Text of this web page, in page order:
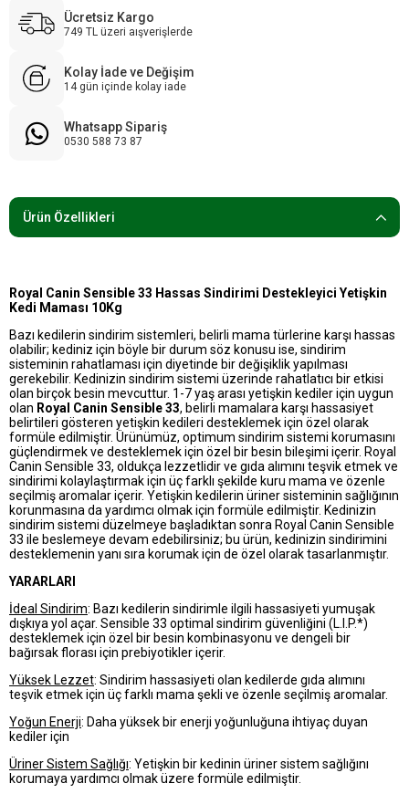
Ücretsiz Kargo
749 TL üzeri aışverişlerde
Kolay İade ve Değişim
14 gün içinde kolay iade
Whatsapp Sipariş
0530 588 73 87
Ürün Özellikleri
Royal Canin Sensible 33 Hassas Sindirimi Destekleyici Yetişkin
Kedi Maması 10Kg
Bazı kedilerin sindirim sistemleri, belirli mama türlerine karşı hassas
olabilir; kediniz için böyle bir durum söz konusu ise, sindirim
sisteminin rahatlaması için diyetinde bir değişiklik yapılması
gerekebilir. Kedinizin sindirim sistemi üzerinde rahatlatıcı bir etkisi
olan birçok besin mevcuttur. 1-7 yaş arası yetişkin kediler için uygun
olan Royal Canin Sensible 33, belirli mamalara karşı hassasiyet
belirtileri gösteren yetişkin kedileri desteklemek için özel olarak
formüle edilmiştir. Ürünümüz, optimum sindirim sistemi korumasını
güçlendirmek ve desteklemek için özel bir besin bileşimi içerir. Royal
Canin Sensible 33, oldukça lezzetlidir ve gıda alımını teşvik etmek ve
sindirimi kolaylaştırmak için üç farklı şekilde kuru mama ve özenle
seçilmiş aromalar içerir. Yetişkin kedilerin üriner sisteminin sağlığının
korunmasına da yardımcı olmak için formüle edilmiştir. Kedinizin
sindirim sistemi düzelmeye başladıktan sonra Royal Canin Sensible
33 ile beslemeye devam edebilirsiniz; bu ürün, kedinizin sindirimini
desteklemenin yanı sıra korumak için de özel olarak tasarlanmıştır.
YARARLARI
İdeal Sindirim: Bazı kedilerin sindirimle ilgili hassasiyeti yumuşak
dışkıya yol açar. Sensible 33 optimal sindirim güvenliğini (L.I.P.*)
desteklemek için özel bir besin kombinasyonu ve dengeli bir
bağırsak florası için prebiyotikler içerir.
Yüksek Lezzet: Sindirim hassasiyeti olan kedilerde gıda alımını
teşvik etmek için üç farklı mama şekli ve özenle seçilmiş aromalar.
Yoğun Enerji: Daha yüksek bir enerji yoğunluğuna ihtiyaç duyan
kediler için
Üriner Sistem Sağlığı: Yetişkin bir kedinin üriner sistem sağlığını
korumaya yardımcı olmak üzere formüle edilmiştir.